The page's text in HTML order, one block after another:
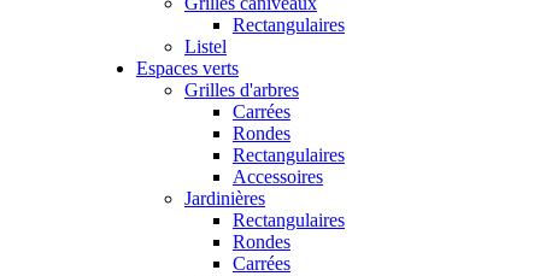
Rectangulaires
Listel
Espaces verts
Grilles d'arbres
Carrées
Rondes
Rectangulaires
Accessoires
Jardinières
Rectangulaires
Rondes
Carrées